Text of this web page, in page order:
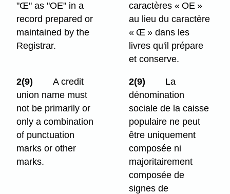
"Œ" as "OE" in a
record prepared or
maintained by the
Registrar.
caractères « OE »
au lieu du caractère
« Œ » dans les
livres qu'il prépare
et conserve.
2(9)
A credit
union name must
not be primarily or
only a combination
of punctuation
marks or other
marks.
2(9)
La
dénomination
sociale de la caisse
populaire ne peut
être uniquement
composée ni
majoritairement
composée de
signes de